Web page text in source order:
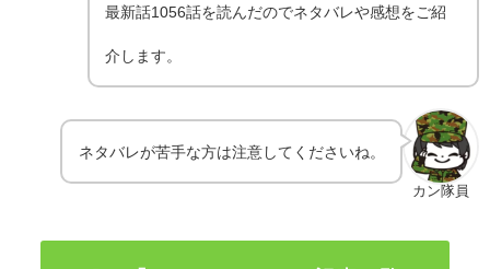
最新話1056話を読んだのでネタバレや感想をご紹
介します。
カン隊員
ネタバレが苦手な方は注意してくださいね。